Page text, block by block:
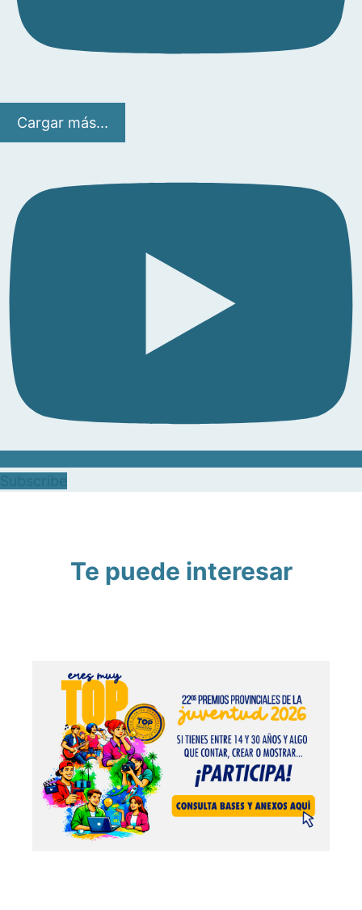
Cargar más...
Te puede interesar